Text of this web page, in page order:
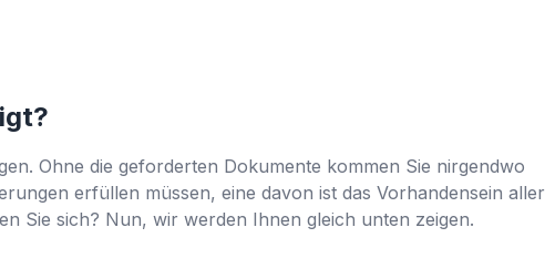
Ohne die geforderten Dokumente kommen Sie nirgendwo
erfüllen müssen, eine davon ist das Vorhandensein aller
Sie sich? Nun, wir werden Ihnen gleich unten zeigen.